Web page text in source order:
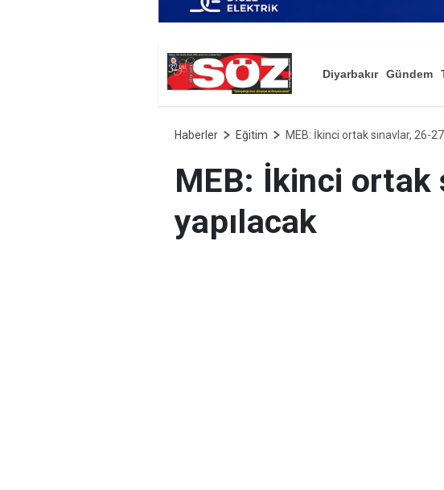
Diyarbakır Gündem
Haberler Eğitim MEB: İkinci ortak sınavlar, 26-
MEB: İkinci ortak
yapılacak